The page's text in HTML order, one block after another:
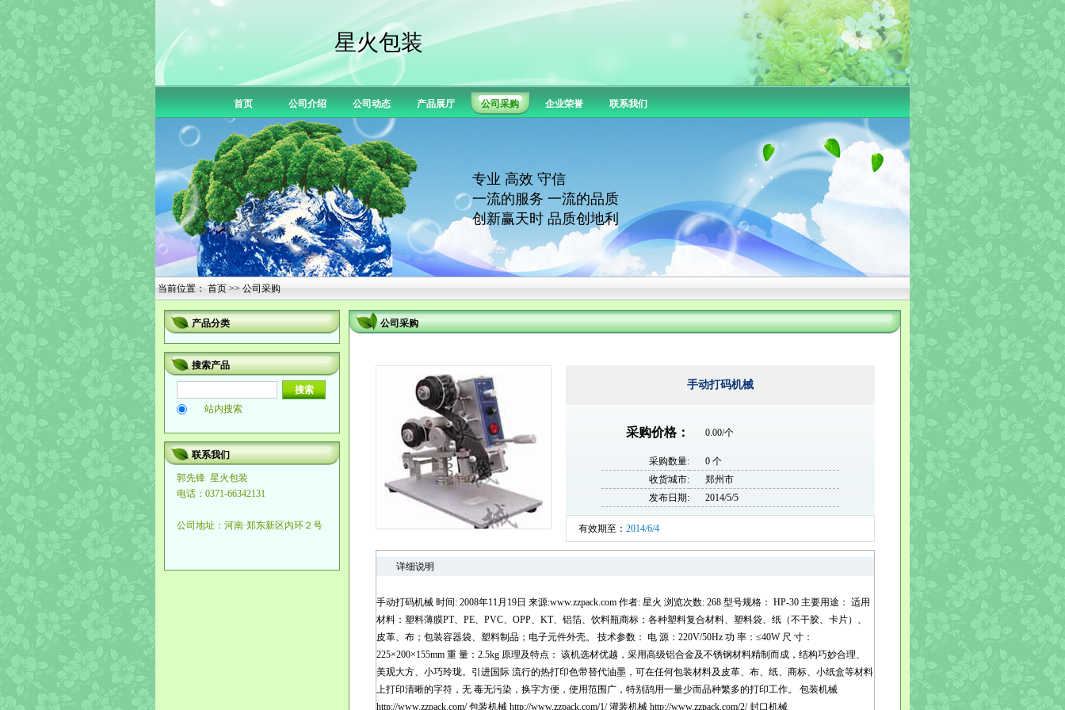
星火包装
首页 公司介绍 公司动态 产品展厅 公司采购 企业荣誉 联系我们
专业 高效 守信
一流的服务 一流的品质
创新赢天时 品质创地利
当前位置： 首页 >> 公司采购
产品分类
搜索产品
站内搜索
联系我们
郭先锋 星火包装
电话：0371-66342131
公司地址：河南·郑东新区内环２号
公司采购
手动打码机械
采购价格： 0.00/个
采购数量:
0 个
收货城市:
郑州市
发布日期:
2014/5/5
有效期至： 2014/6/4
详细说明
手动打码机械 时间: 2008年11月19日 来源:www.zzpack.com 作者: 星火 浏览次数: 268 型号规格： HP-30 主要用途： 适用
材料：塑料薄膜PT、PE、PVC、OPP、KT、铝箔、饮料瓶商标；各种塑料复合材料、塑料袋、纸（不干胶、卡片）、
皮革、布；包装容器袋、塑料制品；电子元件外壳。 技术参数： 电 源：220V/50Hz 功 率：≤40W 尺 寸：
225×200×155mm 重 量：2.5kg 原理及特点： 该机选材优越，采用高级铝合金及不锈钢材料精制而成，结构巧妙合理、
美观大方、小巧玲珑。引进国际 流行的热打印色带替代油墨，可在任何包装材料及皮革、布、纸、商标、小纸盒等材料
上打印清晰的字符，无 毒无污染，换字方便，使用范围广，特别鸹用一量少而品种繁多的打印工作。 包装机械
http://www.zzpack.com/ 包装机械 http://www.zzpack.com/1/ 灌装机械 http://www.zzpack.com/2/ 封口机械